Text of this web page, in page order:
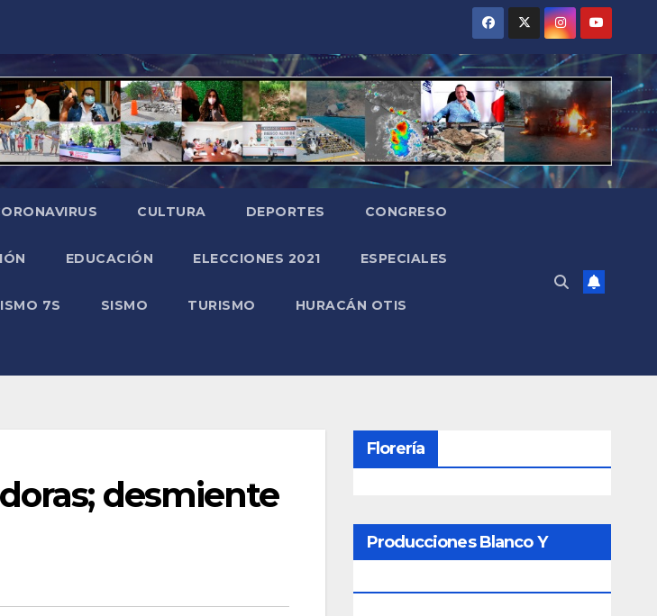
CULTURA DEPORTES CONGRESO
EDUCACIÓN ELECCIONES 2021 ESPECIALES
7S SISMO TURISMO HURACÁN OTIS
desmiente
Florería
Producciones Blanco Y